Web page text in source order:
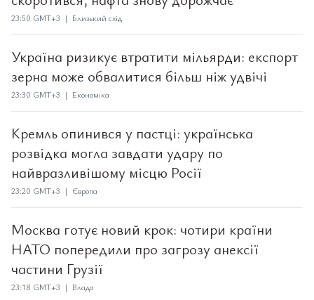
23:50 GMT+3 | Близький схід
Україна ризикує втратити мільярди: експорт
зерна може обвалитися більш ніж удвічі
23:30 GMT+3 | Економіка
Кремль опинився у пастці: українська
розвідка могла завдати удару по
найвразливішому місцю Росії
23:20 GMT+3 | Європа
Москва готує новий крок: чотири країни
НАТО попередили про загрозу анексії
частини Грузії
23:18 GMT+3 | Влада